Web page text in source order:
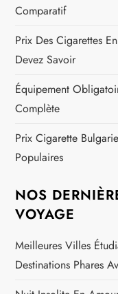
Comparatif
Prix Des Cigarettes
Devez Savoir
Équipement
Complète
Prix Cigarette
Populaires
NOS
VOYAGE
Meilleures Villes
Destinations Phares